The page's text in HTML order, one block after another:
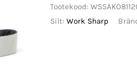
Work
Sharp
Tootekood:
Silt:Work Sharp